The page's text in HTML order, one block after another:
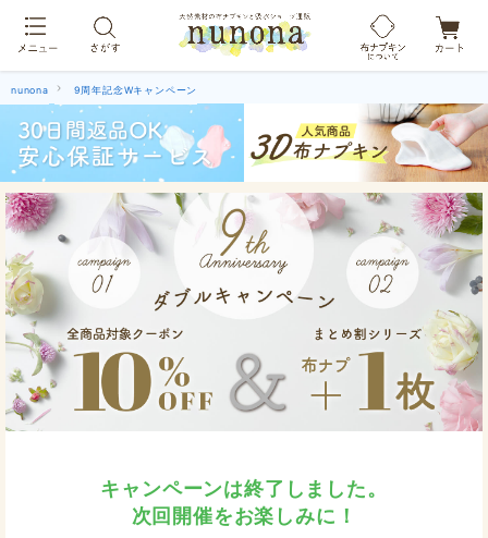
nunona 9周年記念Wキャンペーン
キャンペーンは終了しました。
次回開催をお楽しみに！